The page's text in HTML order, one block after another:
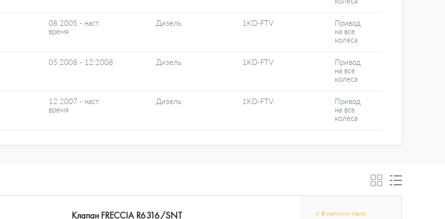
08.2005 - наст.
время
Дизель 1KD-FTV
Привод
на все
колеса
05.2008 - 12.2008 Дизель 1KD-FTV
Привод
на все
колеса
12.2007 - наст.
время
Дизель 1KD-FTV
Привод
на все
колеса
Клапан FRECCIA R6316/SNT ✓ В наличии мало